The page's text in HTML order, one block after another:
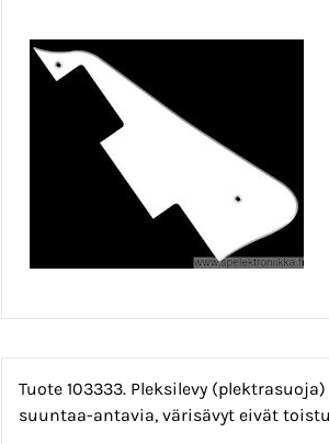
Tuote 103333. Pleksilevy
suuntaa-antavia, värisävyt eivät